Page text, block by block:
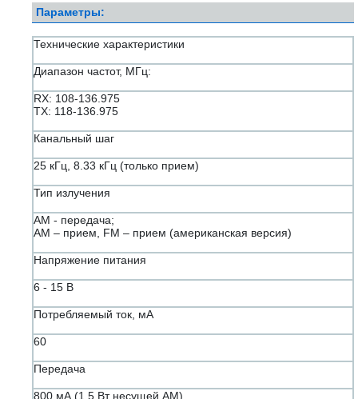
Параметры:
Технические характеристики
Диапазон частот, МГц:
RX: 108-136.975
TX: 118-136.975
Канальный шаг
25 кГц, 8.33 кГц (только прием)
Тип излучения
AM - передача;
АМ – прием, FM – прием (американская версия)
Напряжение питания
6 - 15 В
Потребляемый ток, мА
60
Передача
800 мА (1.5 Вт несущей АМ)